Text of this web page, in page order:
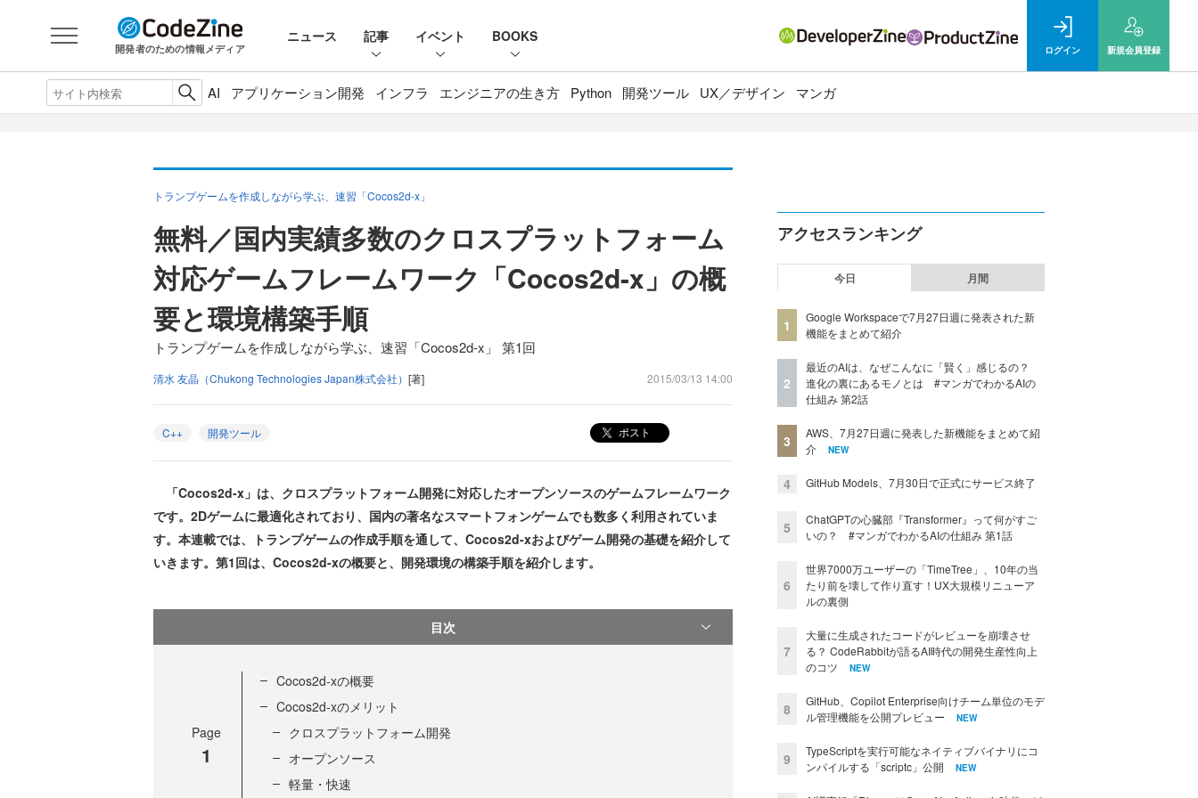
開発者のための情報メディア
ニュース 記事 イベント BOOKS
ログイン 新規会員登録
AI アプリケーション開発 インフラ エンジニアの生き方 Python 開発ツール UX／デザイン マンガ
トランプゲームを作成しながら学ぶ、速習「Cocos2d-x」
無料／国内実績多数のクロスプラットフォーム
対応ゲームフレームワーク「Cocos2d-x」の概
要と環境構築手順
トランプゲームを作成しながら学ぶ、速習「Cocos2d-x」 第1回
清水 友晶（Chukong Technologies Japan株式会社） [著] 2015/03/13 14:00
C++ 開発ツール ポスト
「Cocos2d-x」は、クロスプラットフォーム開発に対応したオープンソースのゲームフレームワーク
です。2Dゲームに最適化されており、国内の著名なスマートフォンゲームでも数多く利用されていま
す。本連載では、トランプゲームの作成手順を通して、Cocos2d-xおよびゲーム開発の基礎を紹介して
いきます。第1回は、Cocos2d-xの概要と、開発環境の構築手順を紹介します。
目次
Page
1
Cocos2d-xの概要
Cocos2d-xのメリット
クロスプラットフォーム開発
オープンソース
軽量・快速
アクセスランキング
今日 月間
1
Google Workspaceで7月27日週に発表された新
機能をまとめて紹介
2
最近のAIは、なぜこんなに「賢く」感じるの？
進化の裏にあるモノとは #マンガでわかるAIの
仕組み 第2話
3
AWS、7月27日週に発表した新機能をまとめて紹
介
NEW
4 GitHub Models、7月30日で正式にサービス終了
5
ChatGPTの心臓部『Transformer』って何がすご
いの？ #マンガでわかるAIの仕組み 第1話
6
世界7000万ユーザーの「TimeTree」、10年の当
たり前を壊して作り直す！UX大規模リニューア
ルの裏側
7
大量に生成されたコードがレビューを崩壊させ
る？ CodeRabbitが語るAI時代の開発生産性向上
のコツ
NEW
8
GitHub、Copilot Enterprise向けチーム単位のモデ
ル管理機能を公開プレビュー
NEW
9
TypeScriptを実行可能なネイティブバイナリにコ
ンパイルする「scriptc」公開
NEW